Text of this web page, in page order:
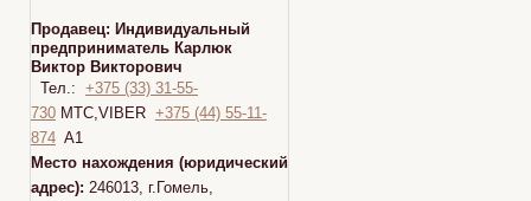
Продавец: Индивидуальный
предприниматель Карлюк
Виктор Викторович
Тел.: +375 (33) 31-55-
730 МТС,VIBER +375 (44) 55-11-
874 A1
Место нахождения (юридический
адрес): 246013, г.Гомель,